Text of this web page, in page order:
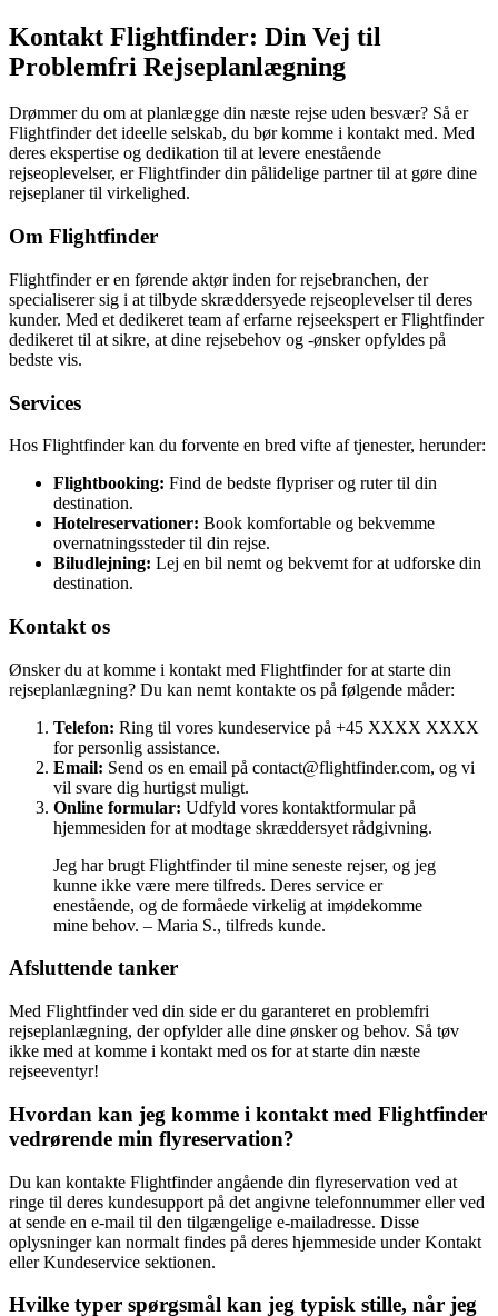
Kontakt Flightfinder: Din Vej til
Problemfri Rejseplanlægning
Drømmer du om at planlægge din næste rejse uden besvær? Så er
Flightfinder det ideelle selskab, du bør komme i kontakt med. Med
deres ekspertise og dedikation til at levere enestående
rejseoplevelser, er Flightfinder din pålidelige partner til at gøre dine
rejseplaner til virkelighed.
Om Flightfinder
Flightfinder er en førende aktør inden for rejsebranchen, der
specialiserer sig i at tilbyde skræddersyede rejseoplevelser til deres
kunder. Med et dedikeret team af erfarne rejseekspert er Flightfinder
dedikeret til at sikre, at dine rejsebehov og -ønsker opfyldes på
bedste vis.
Services
Hos Flightfinder kan du forvente en bred vifte af tjenester, herunder:
Flightbooking: Find de bedste flypriser og ruter til din
destination.
Hotelreservationer: Book komfortable og bekvemme
overnatningssteder til din rejse.
Biludlejning: Lej en bil nemt og bekvemt for at udforske din
destination.
Kontakt os
Ønsker du at komme i kontakt med Flightfinder for at starte din
rejseplanlægning? Du kan nemt kontakte os på følgende måder:
Telefon: Ring til vores kundeservice på +45 XXXX XXXX
for personlig assistance.
Email: Send os en email på contact@flightfinder.com, og vi
vil svare dig hurtigst muligt.
Online formular: Udfyld vores kontaktformular på
hjemmesiden for at modtage skræddersyet rådgivning.
Jeg har brugt Flightfinder til mine seneste rejser, og jeg
kunne ikke være mere tilfreds. Deres service er
enestående, og de formåede virkelig at imødekomme
mine behov. – Maria S., tilfreds kunde.
Afsluttende tanker
Med Flightfinder ved din side er du garanteret en problemfri
rejseplanlægning, der opfylder alle dine ønsker og behov. Så tøv
ikke med at komme i kontakt med os for at starte din næste
rejseeventyr!
Hvordan kan jeg komme i kontakt med Flightfinder
vedrørende min flyreservation?
Du kan kontakte Flightfinder angående din flyreservation ved at
ringe til deres kundesupport på det angivne telefonnummer eller ved
at sende en e-mail til den tilgængelige e-mailadresse. Disse
oplysninger kan normalt findes på deres hjemmeside under Kontakt
eller Kundeservice sektionen.
Hvilke typer spørgsmål kan jeg typisk stille, når jeg